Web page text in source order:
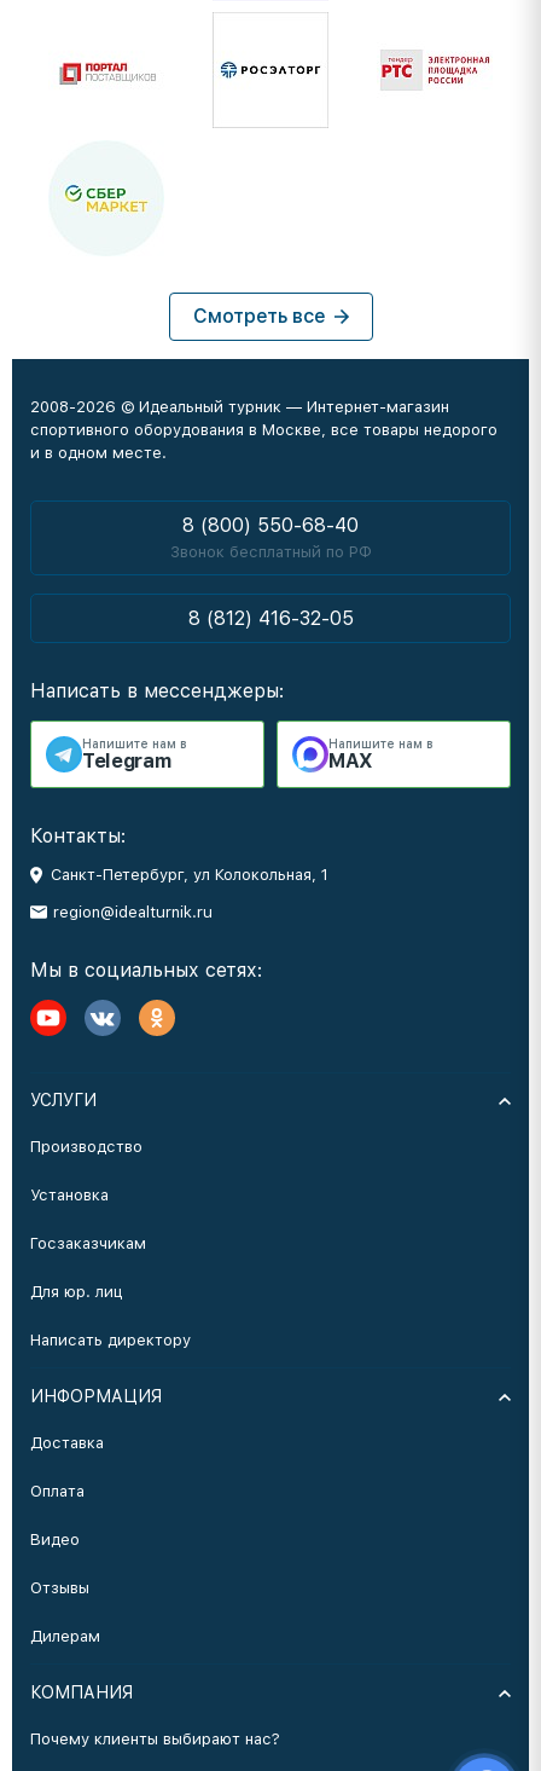
Смотреть все
2008-2026 © Идеальный турник — Интернет-магазин
спортивного оборудования в Москве, все товары недорого
и в одном месте.
8 (800) 550-68-40
Звонок бесплатный по РФ
8 (812) 416-32-05
Написать в мессенджеры:
Напишите нам в
Telegram
Напишите нам в
MAX
Контакты:
Санкт-Петербург, ул Колокольная, 1
region@idealturnik.ru
Мы в социальных сетях:
УСЛУГИ
Производство
Установка
Госзаказчикам
Для юр. лиц
Написать директору
ИНФОРМАЦИЯ
Доставка
Оплата
Видео
Отзывы
Дилерам
КОМПАНИЯ
Почему клиенты выбирают нас?